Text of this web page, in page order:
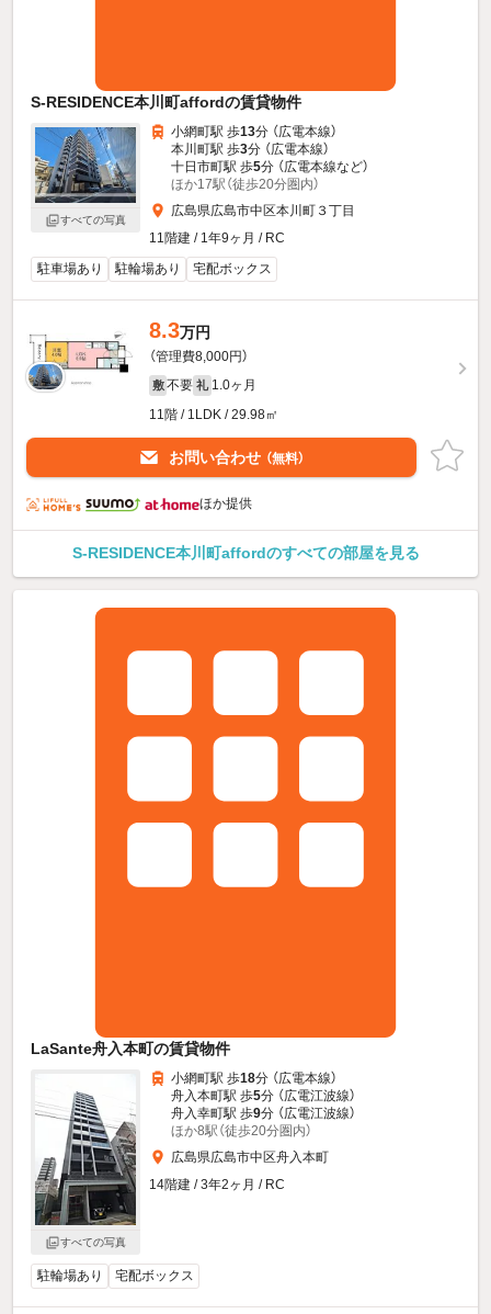
S-RESIDENCE本川町affordの賃貸物件
すべての写真
小網町駅 歩13分 （広電本線）
本川町駅 歩3分 （広電本線）
十日市町駅 歩5分 （広電本線など）
ほか17駅（徒歩20分圏内）
広島県広島市中区本川町３丁目
11階建 / 1年9ヶ月 / RC
駐車場あり
駐輪場あり 宅配ボックス
8.3万円
（管理費8,000円）
敷 不要 礼 1.0ヶ月
11階 / 1LDK / 29.98㎡
お問い合わせ （無料）
ほか提供
S-RESIDENCE本川町affordのすべての部屋を見る
LaSante舟入本町の賃貸物件
すべての写真
小網町駅 歩18分 （広電本線）
舟入本町駅 歩5分 （広電江波線）
舟入幸町駅 歩9分 （広電江波線）
ほか8駅（徒歩20分圏内）
広島県広島市中区舟入本町
14階建 / 3年2ヶ月 / RC
駐輪場あり 宅配ボックス